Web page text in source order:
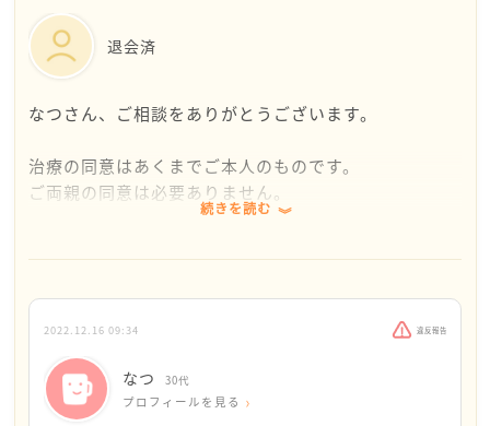
退会済
なつさん、ご相談をありがとうございます。
治療の同意はあくまでご本人のものです。
ご両親の同意は必要ありません。
なつさんが治療を受けたいと願っているのならば、そ
ご両親がおっしゃる治療はご両親が良いと思っている
ものなのでしょうし、否定はできませんが、それだけ
っておられる。それとは全く別のことで、なつさんの
希望が叶わない理由にはなりません。
続きを読む
2022.12.16 09:34 違反報告
なつ 30代
プロフィールを見る